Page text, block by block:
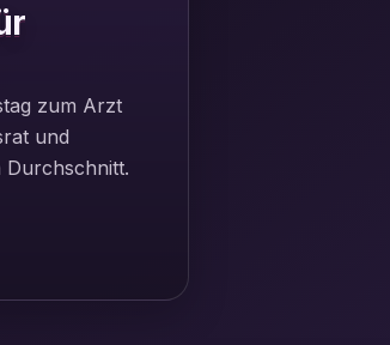
zum Arzt
und
Durchschnitt.